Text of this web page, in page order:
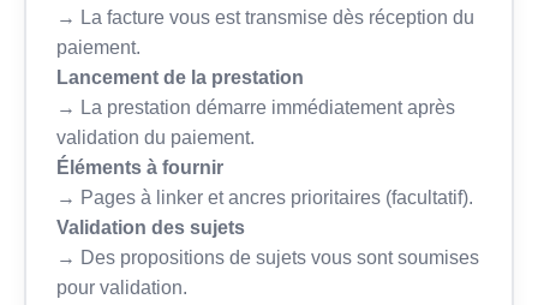
→ La facture vous est transmise dès réception du
paiement.
Lancement de la prestation
→ La prestation démarre immédiatement après
validation du paiement.
Éléments à fournir
→ Pages à linker et ancres prioritaires (facultatif).
Validation des sujets
→ Des propositions de sujets vous sont soumises
pour validation.